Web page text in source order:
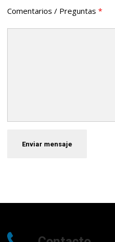
Comentarios / Preguntas*